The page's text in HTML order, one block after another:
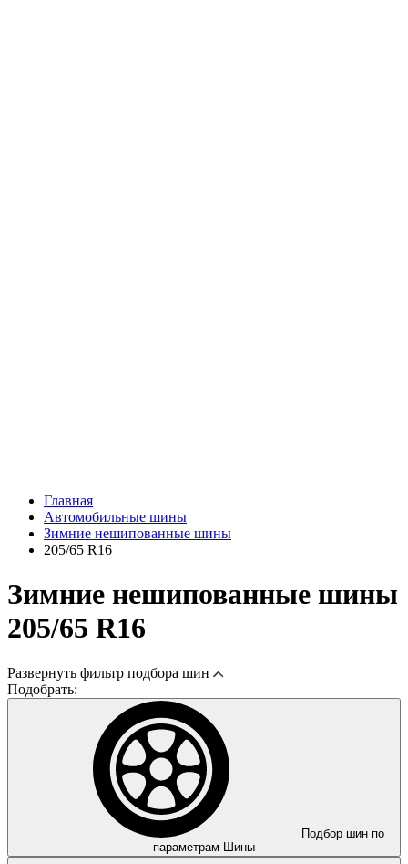
Главная
Автомобильные шины
Зимние нешипованные шины
205/65 R16
Зимние нешипованные шины
205/65 R16
Развернуть фильтр подбора шин
Подобрать:
Подбор шин по
параметрам
Шины